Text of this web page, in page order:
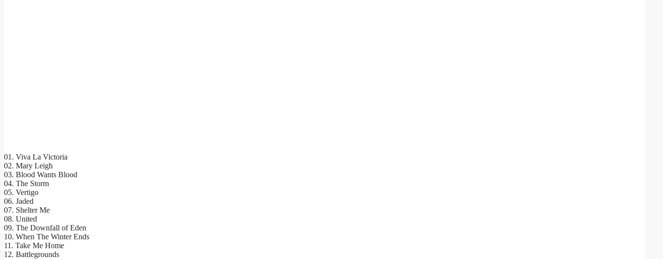
01. Viva La Victoria
02. Mary Leigh
03. Blood Wants Blood
04. The Storm
05. Vertigo
06. Jaded
07. Shelter Me
08. United
09. The Downfall of Eden
10. When The Winter Ends
11. Take Me Home
12. Battlegrounds